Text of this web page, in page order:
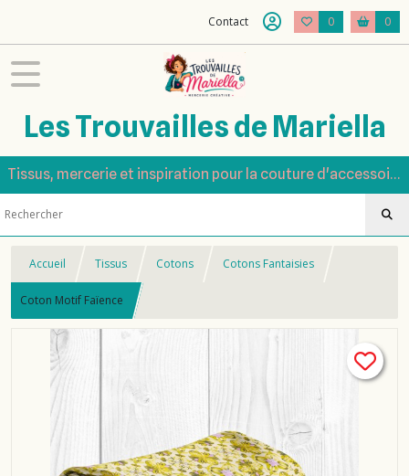
Contact 0 0
Les Trouvailles de Mariella
Tissus, mercerie et inspiration pour la couture d'accessoires
Accueil Tissus Cotons Cotons Fantaisies
Coton Motif Faïence